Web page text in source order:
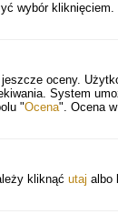
wybór kliknięciem.
jeszcze oceny.
System
"Ocena". Ocena
kliknąć utaj albo